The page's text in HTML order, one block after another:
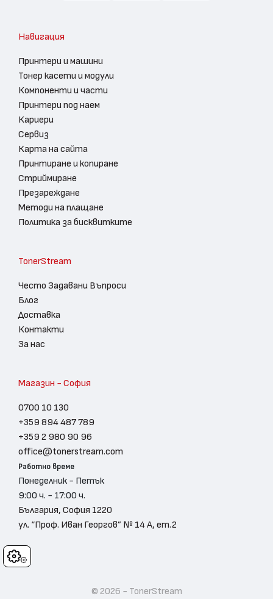
Cookies
Навигация
Принтери и машини
Тонер касети и модули
Компоненти и части
Принтери под наем
Кариери
Сервиз
Карта на сайта
Принтиране и копиране
Стриймиране
Презареждане
Методи на плащане
Политика за бисквитките
TonerStream
Често Задавани Въпроси
Блог
Доставка
Контакти
За нас
Магазин - София
0700 10 130
+359 894 487 789
+359 2 980 90 96
office@tonerstream.com
Работно време
Понеделник - Петък
9:00 ч. - 17:00 ч.
България, София 1220
ул. “Проф. Иван Георгов” № 14 А, ет.2
© 2026 - TonerStream